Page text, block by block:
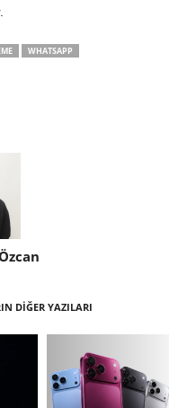
WHATSAPP
DİĞER YAZILARI